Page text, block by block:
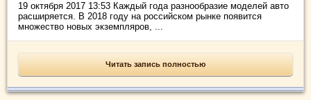
19 октября 2017 13:53 Каждый года разнообразие моделей авто
расширяется. В 2018 году на российском рынке появится
множество новых экземпляров, ...
Читать запись полностью